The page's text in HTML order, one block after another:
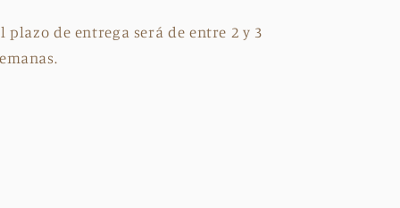
plazo de entrega será de entre 2 y 3